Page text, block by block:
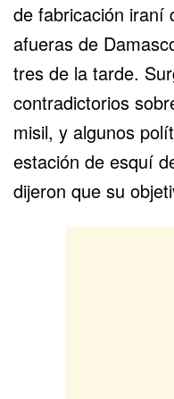
de fabricación iraní
afueras de
tres de la tarde.
contradictorios
misil, y algunos
estación de esquí
dijeron que su